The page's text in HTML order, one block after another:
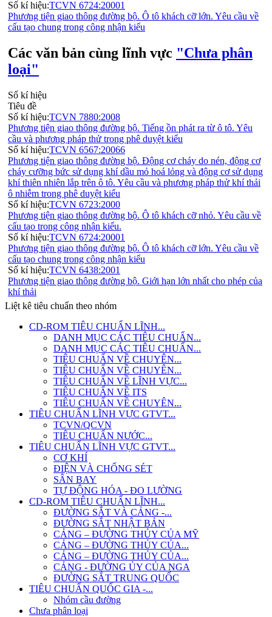
Số kí hiệu:TCVN 6724:20001
Phương tiện giao thông đường bộ. Ô tô khách cỡ lớn. Yêu cầu về
cấu tạo chung trong công nhận kiểu
Các văn bản cùng lĩnh vực "Chưa phân
loại"
Số kí hiệu
Tiêu đề
Số kí hiệu:TCVN 7880:2008
Phương tiện giao thông đường bộ. Tiếng ồn phát ra từ ô tô. Yêu
cầu và phương pháp thử trong phê duyệt kiểu
Số kí hiệu:TCVN 6567:20066
Phương tiện giao thông đường bộ. Động cơ cháy do nén, động cơ
cháy cưỡng bức sử dụng khí dầu mỏ hoá lỏng và động cơ sử dụng
khí thiên nhiên lắp trên ô tô. Yêu cầu và phương pháp thử khí thải
ô nhiễm trong phê duyệt kiểu
Số kí hiệu:TCVN 6723:2000
Phương tiện giao thông đường bộ. Ô tô khách cỡ nhỏ. Yêu cầu về
cấu tạo trong công nhận kiểu.
Số kí hiệu:TCVN 6724:20001
Phương tiện giao thông đường bộ. Ô tô khách cỡ lớn. Yêu cầu về
cấu tạo chung trong công nhận kiểu
Số kí hiệu:TCVN 6438:2001
Phương tiện giao thông đường bộ. Giới hạn lớn nhất cho phép của
khí thải
Liệt kê tiêu chuẩn theo nhóm
CD-ROM TIÊU CHUẨN LĨNH...
DANH MỤC CÁC TIÊU CHUẨN...
DANH MỤC CÁC TIÊU CHUẨN...
TIÊU CHUẨN VỀ CHUYÊN...
TIÊU CHUẨN VỀ CHUYÊN...
TIÊU CHUẨN VỀ LĨNH VỰC...
TIÊU CHUẨN VỀ ITS
TIÊU CHUẨN VỀ CHUYÊN...
TIÊU CHUẨN LĨNH VỰC GTVT...
TCVN/QCVN
TIÊU CHUẨN NƯỚC...
TIÊU CHUẨN LĨNH VỰC GTVT...
CƠ KHÍ
ĐIỆN VÀ CHỐNG SÉT
SÂN BAY
TỰ ĐỘNG HÓA - ĐO LƯỜNG
CD-ROM TIÊU CHUẨN LĨNH...
ĐƯỜNG SẮT VÀ CẢNG -...
ĐƯỜNG SẮT NHẬT BẢN
CẢNG – ĐƯỜNG THỦY CỦA MỸ
CẢNG – ĐƯỜNG THỦY CỦA...
CẢNG – ĐƯỜNG THỦY CỦA...
CẢNG - ĐƯỜNG ỦY CỦA NGA
ĐƯỜNG SẮT TRUNG QUỐC
TIÊU CHUẨN QUỐC GIA -...
Nhóm cầu đường
Chưa phân loại